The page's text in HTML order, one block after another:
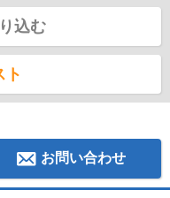
込む
ト
お問い合わせ